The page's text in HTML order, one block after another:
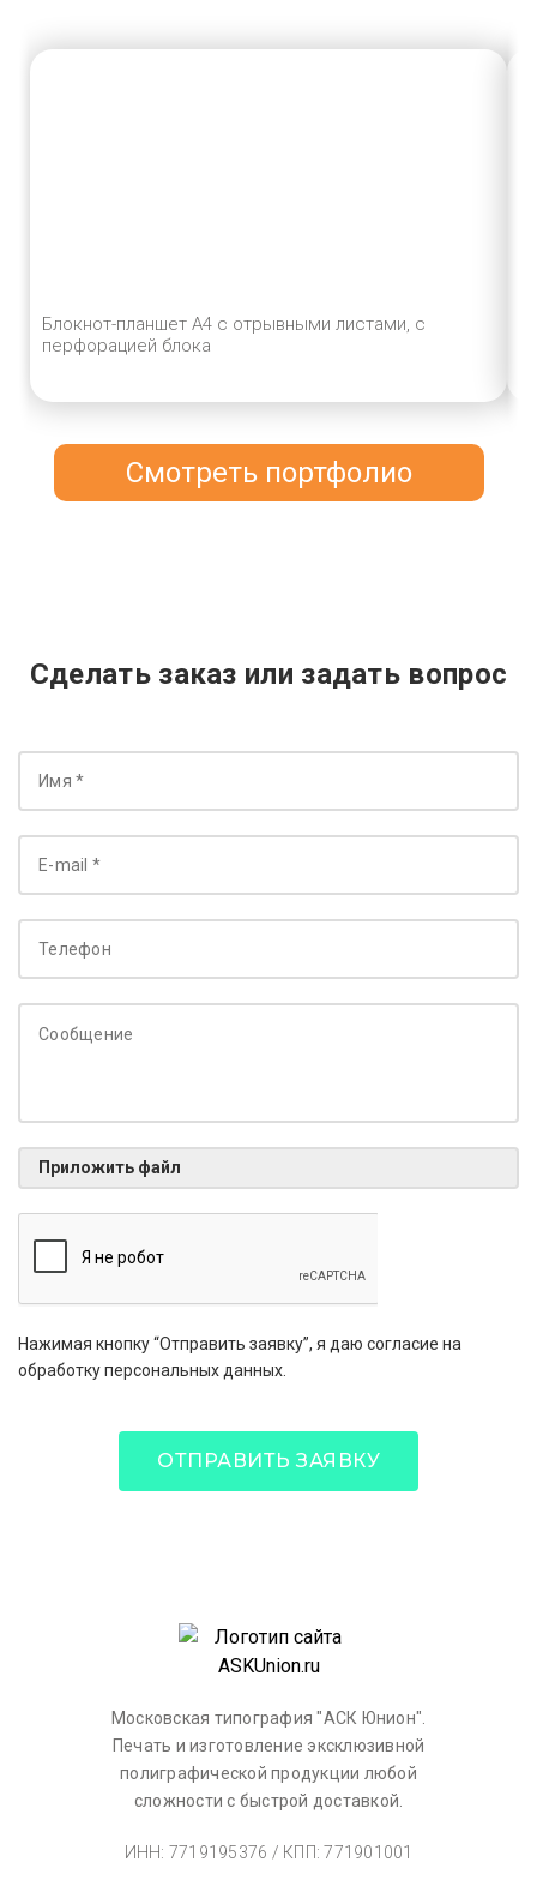
Блокнот-планшет А4 с отрывными листами, с
перфорацией блока
Смотреть портфолио
Сделать заказ или задать вопрос
Приложить файл
Нажимая кнопку “Отправить заявку”, я даю согласие на
обработку персональных данных.
ОТПРАВИТЬ ЗАЯВКУ
Московская типография "АСК Юнион".
Печать и изготовление эксклюзивной
полиграфической продукции любой
сложности с быстрой доставкой.
ИНН: 7719195376 / КПП: 771901001